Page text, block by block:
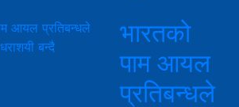
भारतको
पाम आयल
प्रतिबन्धले